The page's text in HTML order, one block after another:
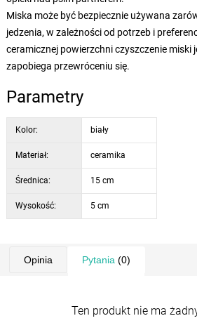
Miska może być bezpiecznie używana
jedzenia, w zależności od potrzeb i
ceramicznej powierzchni czyszczenie miski
zapobiega przewróceniu się.
Parametry
Kolor: biały
Materiał: ceramika
Średnica: 15 cm
Wysokość: 5 cm
Opinia Pytania (0)
Ten produkt nie ma